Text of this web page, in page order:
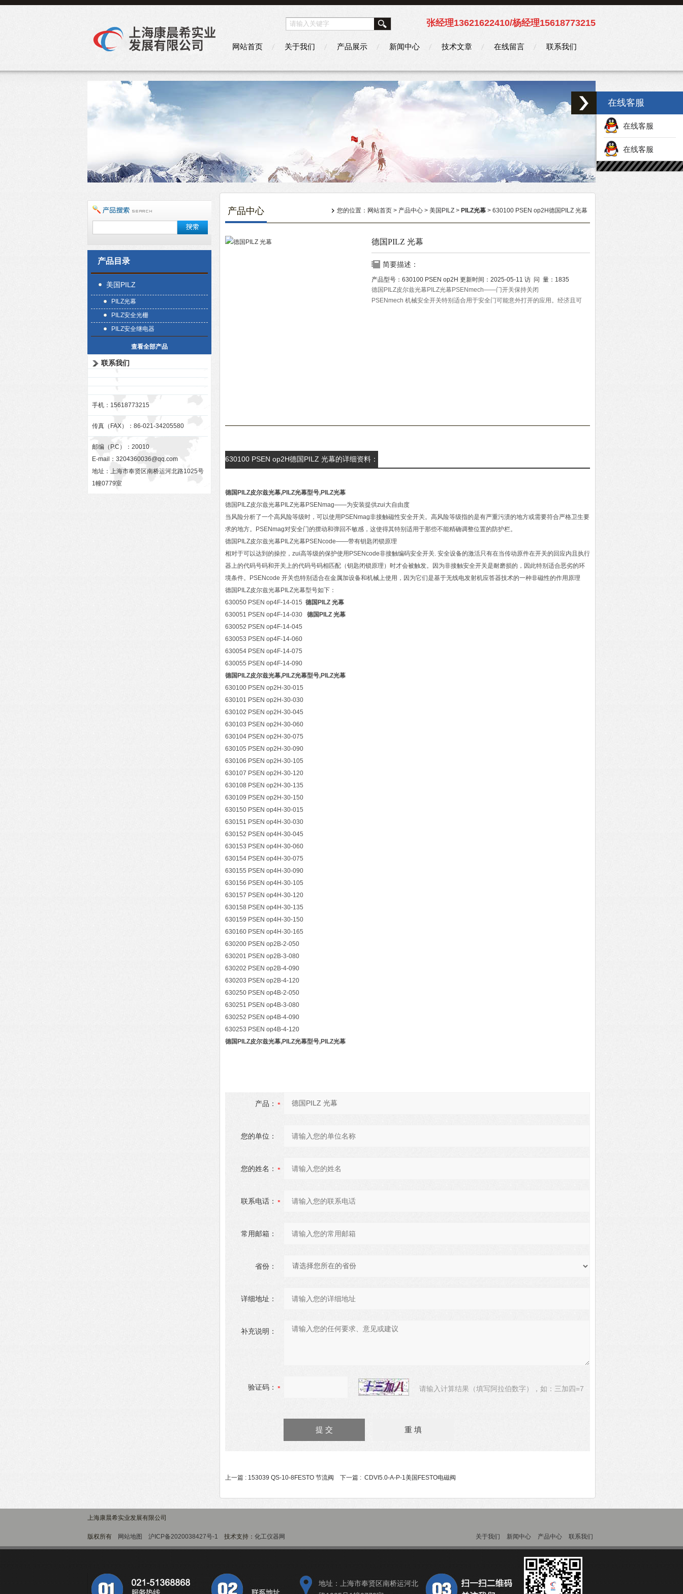
张经理13621622410/杨经理15618773215
网站首页 关于我们 产品展示 新闻中心 技术文章 在线留言 联系我们
产品目录
美国PILZ
PILZ光幕
PILZ安全光栅
PILZ安全继电器
查看全部产品
联系我们
手机：15618773215
传真（FAX）：86-021-34205580
邮编（P.C）：20010
E-mail： 3204360036@qq.com
地址：上海市奉贤区南桥运河北路1025号
1幢0779室
产品中心 您的位置： 网站首页 > 产品中心 > 美国PILZ > PILZ光幕 > 630100 PSEN op2H德国PILZ 光幕
德国PILZ 光幕
简要描述：
产品型号： 630100 PSEN op2H 更新时间： 2025-05-11 访 问 量： 1835
德国PILZ皮尔兹光幕PILZ光幕PSENmech——门开关保持关闭
PSENmech 机械安全开关特别适合用于安全门可能意外打开的应用。经济且可
630100 PSEN op2H德国PILZ 光幕的详细资料：
德国PILZ皮尔兹光幕,PILZ光幕型号,PILZ光幕
德国PILZ皮尔兹光幕PILZ光幕PSENmag——为安装提供zui大自由度
当风险分析了一个高风险等级时，可以使用PSENmag非接触磁性安全开关。高风险等级指的是有严重污渍的地方或需要符合严格卫生要
求的地方。PSENmag对安全门的摆动和弹回不敏感，这使得其特别适用于那些不能精确调整位置的防护栏。
德国PILZ皮尔兹光幕PILZ光幕PSENcode——带有钥匙闭锁原理
相对于可以达到的操控，zui高等级的保护使用PSENcode非接触编码安全开关. 安全设备的激活只有在当传动原件在开关的回应内且执行
器上的代码号码和开关上的代码号码相匹配（钥匙闭锁原理）时才会被触发。因为非接触安全开关是耐磨损的，因此特别适合恶劣的环
境条件。PSENcode 开关也特别适合在金属加设备和机械上使用，因为它们是基于无线电发射机应答器技术的一种非磁性的作用原理
德国PILZ皮尔兹光幕PILZ光幕型号如下：
630050 PSEN op4F-14-015 德国PILZ 光幕
630051 PSEN op4F-14-030 德国PILZ 光幕
630052 PSEN op4F-14-045
630053 PSEN op4F-14-060
630054 PSEN op4F-14-075
630055 PSEN op4F-14-090
德国PILZ皮尔兹光幕,PILZ光幕型号,PILZ光幕
630100 PSEN op2H-30-015
630101 PSEN op2H-30-030
630102 PSEN op2H-30-045
630103 PSEN op2H-30-060
630104 PSEN op2H-30-075
630105 PSEN op2H-30-090
630106 PSEN op2H-30-105
630107 PSEN op2H-30-120
630108 PSEN op2H-30-135
630109 PSEN op2H-30-150
630150 PSEN op4H-30-015
630151 PSEN op4H-30-030
630152 PSEN op4H-30-045
630153 PSEN op4H-30-060
630154 PSEN op4H-30-075
630155 PSEN op4H-30-090
630156 PSEN op4H-30-105
630157 PSEN op4H-30-120
630158 PSEN op4H-30-135
630159 PSEN op4H-30-150
630160 PSEN op4H-30-165
630200 PSEN op2B-2-050
630201 PSEN op2B-3-080
630202 PSEN op2B-4-090
630203 PSEN op2B-4-120
630250 PSEN op4B-2-050
630251 PSEN op4B-3-080
630252 PSEN op4B-4-090
630253 PSEN op4B-4-120
德国PILZ皮尔兹光幕,PILZ光幕型号,PILZ光幕
产品：
您的单位：
您的姓名：
联系电话：
常用邮箱：
省份：
详细地址：
补充说明：
验证码： 请输入计算结果（填写阿拉伯数字），如：三加四=7
上一篇 : 153039 QS-10-8FESTO 节流阀 下一篇 : CDVI5.0-A-P-1美国FESTO电磁阀
上海康晨希实业发展有限公司
版权所有 网站地图 沪ICP备2020038427号-1 技术支持： 化工仪器网 关于我们 新闻中心 产品中心 联系我们
地址：上海市奉贤区南桥运河北
在线客服
在线客服
在线客服